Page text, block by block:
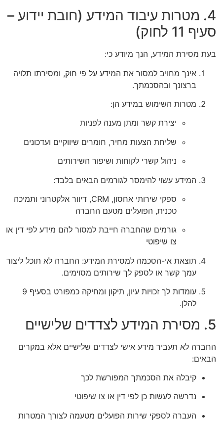
4. מטרות עיבוד המידע (חובת יידוע –
סעיף 11 לחוק)
בעת מסירת המידע, הנך מיודע כי:
אינך מחויב למסור את המידע על פי חוק, ומסירתו תלויה
ברצונך ובהסכמתך.
מטרות השימוש במידע הן:
יצירת קשר ומתן מענה לפניות
שליחת הצעות מחיר, חומרים שיווקיים ועדכונים
ניהול קשרי לקוחות ושיפור השירותים
המידע עשוי להימסר לגורמים הבאים בלבד:
ספקי שירותי אחסון, CRM, דיוור אלקטרוני ותמיכה
טכנית, הפועלים מטעם החברה
גורמים שהחברה חייבת למסור להם מידע לפי דין או
צו שיפוטי
תוצאת אי-הסכמה למסירת המידע: החברה לא תוכל ליצור
עמך קשר או לספק לך שירותים מסוימים.
עומדות לך זכויות עיון, תיקון ומחיקה כמפורט בסעיף 9
להלן.
5. מסירת המידע לצדדים שלישיים
החברה לא תעביר מידע אישי לצדדים שלישיים אלא במקרים
הבאים:
קיבלה את הסכמתך המפורשת לכך
נדרשה לעשות כן לפי דין או צו שיפוטי
העברה לספקי שירות הפועלים מטעמה לצורך המטרות